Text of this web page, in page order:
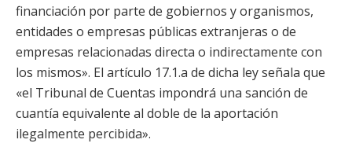
financiación por parte de gobiernos y organismos,
entidades o empresas públicas extranjeras o de
empresas relacionadas directa o indirectamente con
los mismos». El artículo 17.1.a de dicha ley señala que
«el Tribunal de Cuentas impondrá una sanción de
cuantía equivalente al doble de la aportación
ilegalmente percibida».